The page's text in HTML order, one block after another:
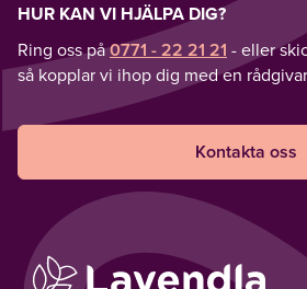
HUR KAN VI HJÄLPA DIG?
Ring oss på0771 - 22 21 21 - eller
så kopplar vi ihop dig med en
Kontakta oss